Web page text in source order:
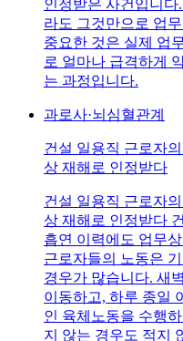
인정받은 사건입니다
라도 그것만으로 업
중요한 것은 실제 업
로 얼마나 급격하게
는 과정입니다.
과로사·뇌심혈관계
건설 일용직 근로자
상 재해로 인정받다
건설 일용직 근로자
상 재해로 인정받다
흡연 이력에도 업무
근로자들의 노동은
경우가 많습니다. 새
이동하고, 하루 종일
인 육체노동을 수행
지 않는 경우도 적지